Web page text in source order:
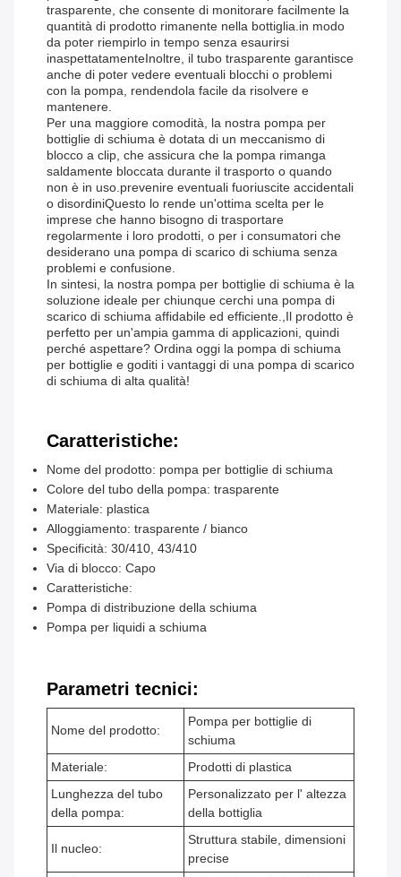
trasparente, che consente di monitorare facilmente la
quantità di prodotto rimanente nella bottiglia.in modo
da poter riempirlo in tempo senza esaurirsi
inaspettatamenteInoltre, il tubo trasparente garantisce
anche di poter vedere eventuali blocchi o problemi
con la pompa, rendendola facile da risolvere e
mantenere.
Per una maggiore comodità, la nostra pompa per
bottiglie di schiuma è dotata di un meccanismo di
blocco a clip, che assicura che la pompa rimanga
saldamente bloccata durante il trasporto o quando
non è in uso.prevenire eventuali fuoriuscite accidentali
o disordiniQuesto lo rende un'ottima scelta per le
imprese che hanno bisogno di trasportare
regolarmente i loro prodotti, o per i consumatori che
desiderano una pompa di scarico di schiuma senza
problemi e confusione.
In sintesi, la nostra pompa per bottiglie di schiuma è la
soluzione ideale per chiunque cerchi una pompa di
scarico di schiuma affidabile ed efficiente.,Il prodotto è
perfetto per un'ampia gamma di applicazioni, quindi
perché aspettare? Ordina oggi la pompa di schiuma
per bottiglie e goditi i vantaggi di una pompa di scarico
di schiuma di alta qualità!
Caratteristiche:
Nome del prodotto: pompa per bottiglie di schiuma
Colore del tubo della pompa: trasparente
Materiale: plastica
Alloggiamento: trasparente / bianco
Specificità: 30/410, 43/410
Via di blocco: Capo
Caratteristiche:
Pompa di distribuzione della schiuma
Pompa per liquidi a schiuma
Parametri tecnici:
Nome del prodotto:
Pompa per bottiglie di
schiuma
Materiale:
Prodotti di plastica
Lunghezza del tubo
della pompa:
Personalizzato per l' altezza
della bottiglia
Il nucleo:
Struttura stabile, dimensioni
precise